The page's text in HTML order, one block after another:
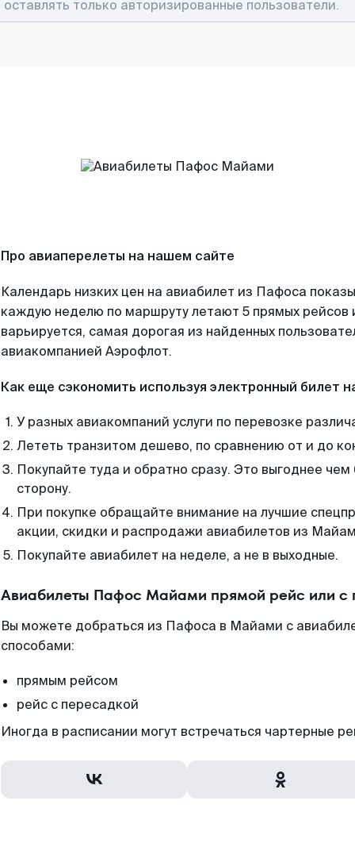
Про авиаперелеты на нашем сайте
Календарь низких цен на авиабилет из Пафоса
каждую неделю по маршруту летают 5 прямых рейсов
варьируется, самая дорогая из найденных
авиакомпанией Аэрофлот.
Как еще сэкономить используя электронный билет
У разных авиакомпаний услуги по перевозке
Лететь транзитом дешево, по сравнению от и до
Покупайте туда и обратно сразу. Это выгоднее
сторону.
При покупке обращайте внимание на лучшие
акции, скидки и распродажи авиабилетов из
Покупайте авиабилет на неделе, а не в выходные.
Авиабилеты Пафос Майами прямой рейс или с
Вы можете добраться из Пафоса в Майами с
способами:
прямым рейсом
рейс с пересадкой
Иногда в расписании могут встречаться чартерные